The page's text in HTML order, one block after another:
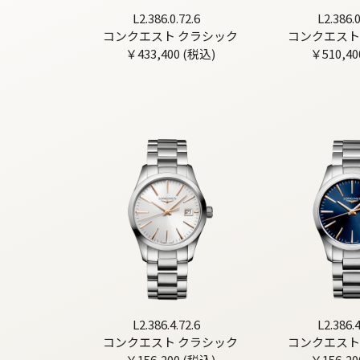
L2.386.0.72.6
コンクエスト クラシック
￥433,400 (税込)
コンクエス
￥
L2.386.4.72.6
コンクエスト クラシック
コンクエス